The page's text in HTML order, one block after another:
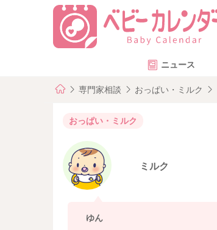
ニュース
専門家相談 おっぱい・ミルク
おっぱい・ミルク
ミルク
ゆん